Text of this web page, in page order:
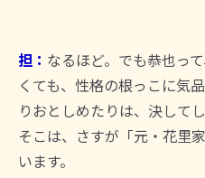
担： なるほど。でも恭也っ
くても、性格の根っこに気
りおとしめたりは、決して
そこは、さすが「元・花里
います。